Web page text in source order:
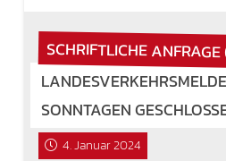
SCHRIFTLICHE
SONNTAGEN
4. Januar 2024